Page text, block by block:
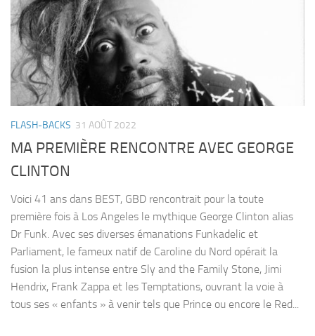
FLASH-BACKS 31 AOÛT 2022
MA PREMIÈRE RENCONTRE AVEC GEORGE
CLINTON
Voici 41 ans dans BEST, GBD rencontrait pour la toute
première fois à Los Angeles le mythique George Clinton alias
Dr Funk. Avec ses diverses émanations Funkadelic et
Parliament, le fameux natif de Caroline du Nord opérait la
fusion la plus intense entre Sly and the Family Stone, Jimi
Hendrix, Frank Zappa et les Temptations, ouvrant la voie à
tous ses « enfants » à venir tels que Prince ou encore le Red...